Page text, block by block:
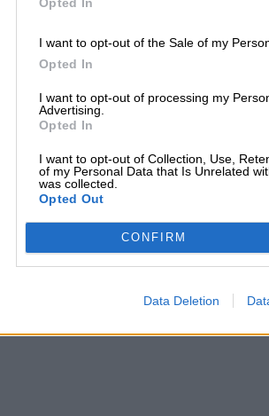
I want to opt-out of the Sale of my
Opted In
I want to opt-out of processing my
Advertising.
Opted In
I want to opt-out of Collection, Use,
of my Personal Data that Is Unrelated
was collected.
Opted Out
CONFIRM
Data Deletion
πηγή ενημέρωσης στο Google